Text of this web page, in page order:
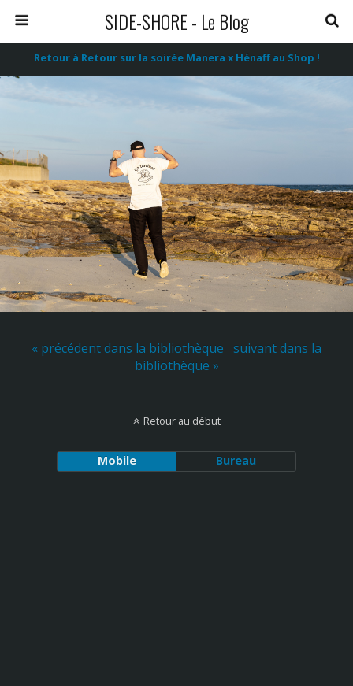
SIDE-SHORE - Le Blog
Retour à Retour sur la soirée Manera x Hénaff au Shop !
« précédent dans la bibliothèque suivant dans la
bibliothèque »
Retour au début
Mobile Bureau